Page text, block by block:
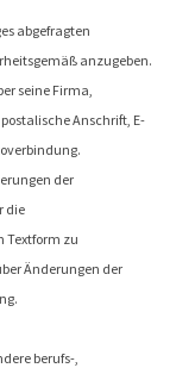
abgefragten
anzugeben.
seine Firma,
Anschrift, E-
der
die
Textform zu
Änderungen der
berufs-,